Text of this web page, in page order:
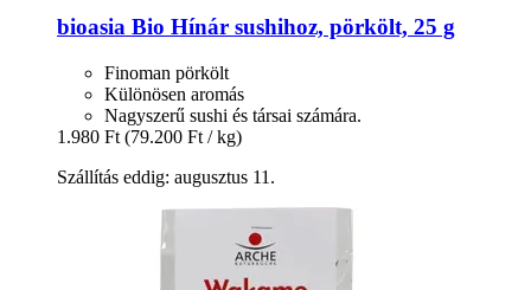
bioasia Bio Hínár sushihoz, pörkölt, 25 g
Finoman pörkölt
Különösen aromás
Nagyszerű sushi és társai számára.
1.980 Ft (79.200 Ft / kg)
Szállítás eddig: augusztus 11.